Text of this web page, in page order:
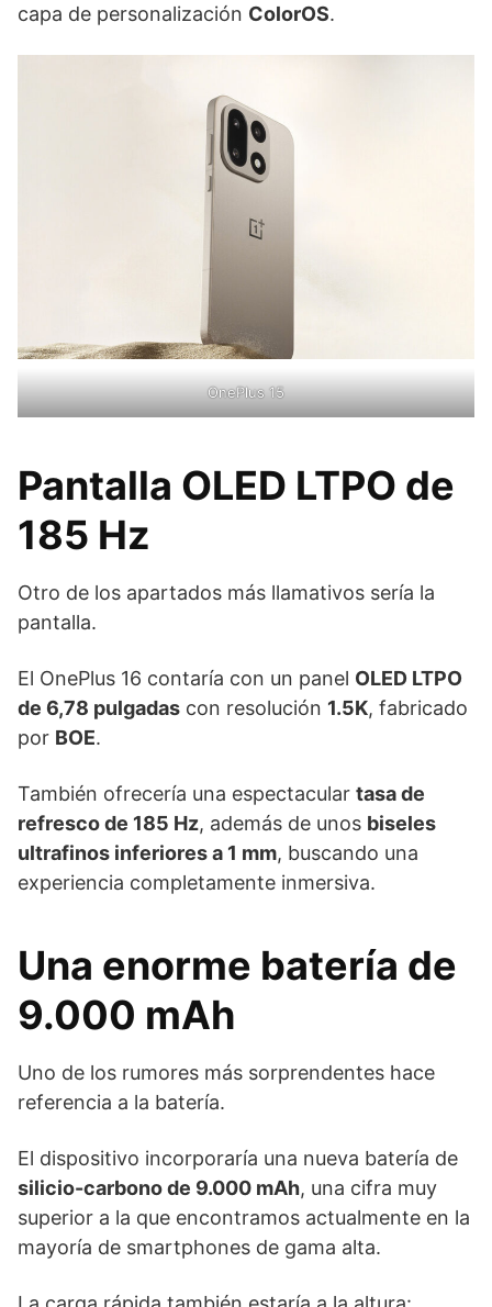
capa de personalización ColorOS.
OnePlus 15
Pantalla OLED LTPO de
185 Hz
Otro de los apartados más llamativos sería la
pantalla.
El OnePlus 16 contaría con un panel OLED LTPO
de 6,78 pulgadas con resolución 1.5K, fabricado
por BOE.
También ofrecería una espectacular tasa de
refresco de 185 Hz, además de unos biseles
ultrafinos inferiores a 1 mm, buscando una
experiencia completamente inmersiva.
Una enorme batería de
9.000 mAh
Uno de los rumores más sorprendentes hace
referencia a la batería.
El dispositivo incorporaría una nueva batería de
silicio-carbono de 9.000 mAh, una cifra muy
superior a la que encontramos actualmente en la
mayoría de smartphones de gama alta.